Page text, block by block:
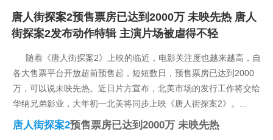
唐人街探案2预售票房已达到2000万 未映先热 唐人
街探案2发布动作特辑 主演片场被虐得不轻
随着《唐人街探案2》上映的临近，电影关注度也越来越高，自
各大售票平台开放超前预售起，短短数日，预售票房已达到2000
万，可以说未映先热。近日片方宣布，北美市场的发行工作将交给
华纳兄弟影业，大年初一北美将同步上映《唐人街探案2》。...
唐人街探案2预售票房已达到2000万 未映先热